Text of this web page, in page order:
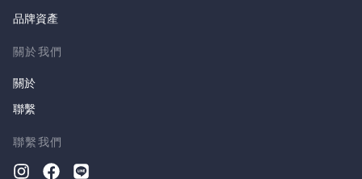
品牌資產
關於我們
關於
聯繫
聯繫我們